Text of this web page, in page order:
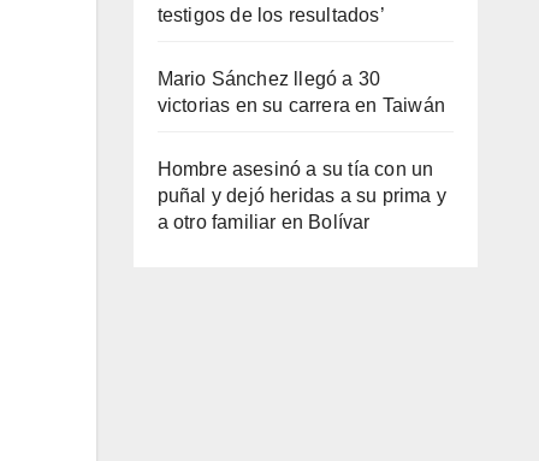
testigos de los resultados’
Mario Sánchez llegó a 30
victorias en su carrera en Taiwán
Hombre asesinó a su tía con un
puñal y dejó heridas a su prima y
a otro familiar en Bolívar